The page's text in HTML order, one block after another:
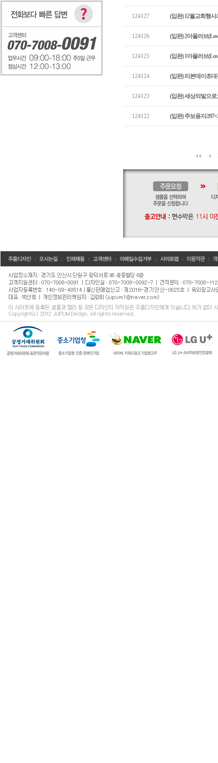
124127 (입완) 12월교회행사/
124126 (입완) 2아울러브
124125 (입완) 1아울러브
124124 (입완) 리본데이초대
124123 (입완) 세상의빛으
124122 (입완) 주보용지/